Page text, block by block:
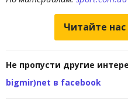
Читайте
Не пропусти другие
bigmir)net в facebook